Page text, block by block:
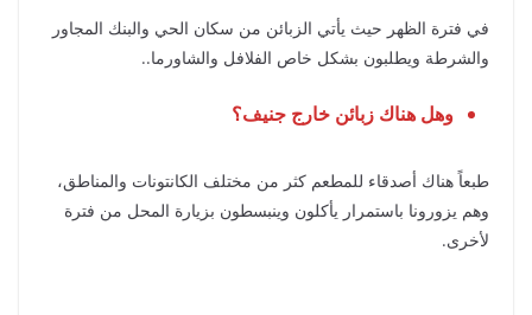
في فترة الظهر حيث يأتي الزبائن من سكان الحي والبنك المجاور
والشرطة ويطلبون بشكل خاص الفلافل والشاورما..
وهل هناك زبائن خارج جنيف؟
طبعاً هناك أصدقاء للمطعم كثر من مختلف الكانتونات والمناطق،
وهم يزورونا باستمرار يأكلون وينبسطون بزيارة المحل من فترة
لأخرى.